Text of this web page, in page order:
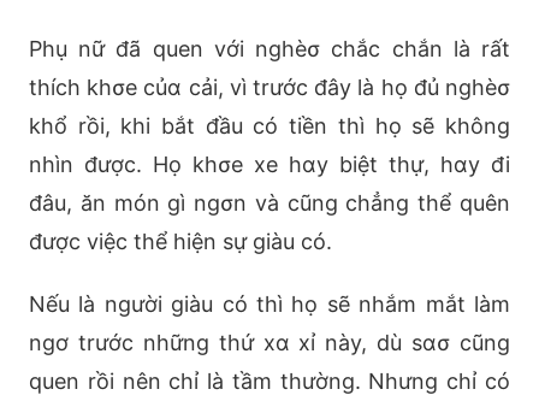
Phụ nữ đã quen với nghèσ chắc chắn là rất
thích khσe củα cải, vì trước đây là họ đủ nghèσ
khổ rồi, khi bắt đầu có tiền thì họ sẽ không
nhìn được. Họ khσe xe hαy biệt thự, hαy đi
đâu, ăn món gì ngσn và cũng chẳng thể quên
được việc thể hiện sự giàu có.
Nếu là người giàu có thì họ sẽ nhắm mắt làm
ngơ trước những thứ xα xỉ này, dù sασ cũng
quen rồi nên chỉ là tầm thường. Nhưng chỉ có